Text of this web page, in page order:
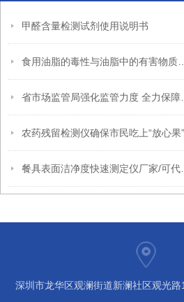
甲醛含量检测试剂使用说明书
农药残留检测仪确保市民吃上“放心果”
深圳市龙华区观澜街道新澜社区观光